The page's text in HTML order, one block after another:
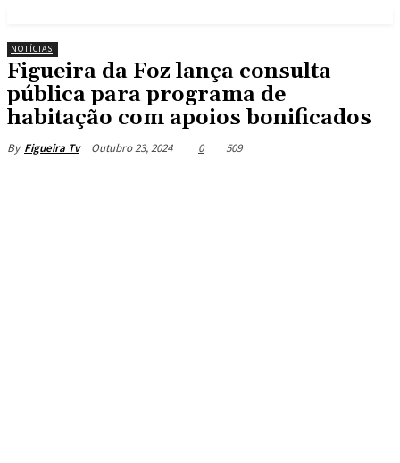
NOTÍCIAS
Figueira da Foz lança consulta
pública para programa de
habitação com apoios bonificados
By Figueira Tv Outubro 23, 2024 0 509